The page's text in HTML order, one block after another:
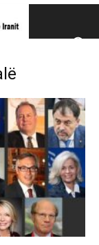
të
së Iranit (NCRI)